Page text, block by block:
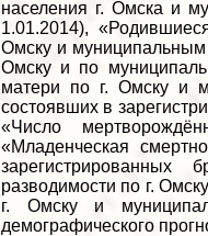
населения г. Омска и
1.01.2014),
Омску и муниципальным
Омску и по
матери по г. Омску и
состоявших в
«Число
«Младенческая
разводимости по г.
г. Омску и
демографического